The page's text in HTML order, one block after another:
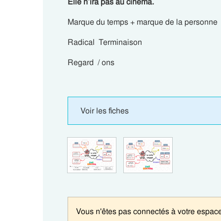
Marque du temps + marque de la personne
Radical Terminaison
Regard / ons
Voir les fiches
Vous n'êtes pas connectés à votre